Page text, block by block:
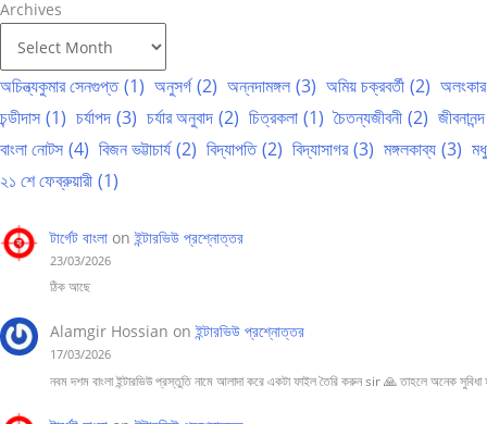
Archives
অচিন্ত্যকুমার সেনগুপ্ত (1) অনুসর্গ (2) অন্নদামঙ্গল (3) অমিয় চক্রবর্তী (2) অলংকার
চন্ডীদাস (1) চর্যাপদ (3) চর্যার অনুবাদ (2) চিত্রকলা (1) চৈতন্যজীবনী (2)
বাংলা নোটস (4) বিজন ভট্টাচার্য (2) বিদ্যাপতি (2) বিদ্যাসাগর (3) মঙ্গলকাব্য (3)
২১ শে ফেব্রুয়ারী (1)
টার্গেট বাংলাon ইন্টারভিউ প্রশ্নোত্তর
23/03/2026
ঠিক আছে
Alamgir Hossian on ইন্টারভিউ প্রশ্নোত্তর
17/03/2026
নবম দশম বাংলা ইন্টারভিউ প্রস্তুতি নামে আলাদা করে একটা ফাইল তৈরি করুন sir 🙏 তাহলে অনেক